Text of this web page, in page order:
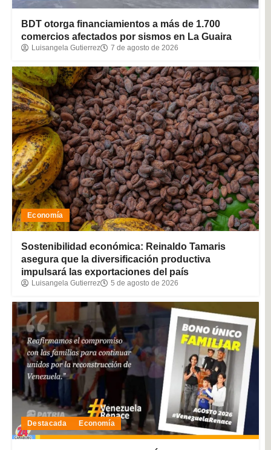
BDT otorga financiamientos a más de 1.700
comercios afectados por sismos en La Guaira
Luisangela Gutierrez 7 de agosto de 2026
Economía
Sostenibilidad económica: Reinaldo Tamaris
asegura que la diversificación productiva
impulsará las exportaciones del país
Luisangela Gutierrez 5 de agosto de 2026
Destacada Economía